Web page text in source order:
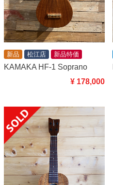
新品 松江店 新品特価
KAMAKA HF-1 Soprano
¥ 178,000